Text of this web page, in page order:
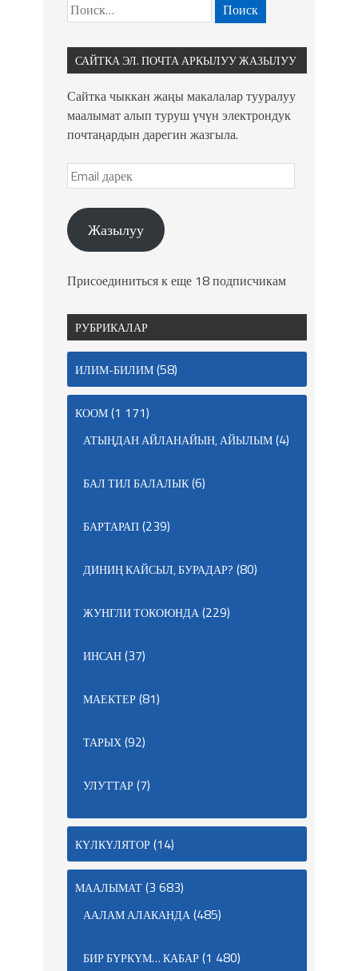
САЙТКА ЭЛ. ПОЧТА АРКЫЛУУ ЖАЗЫЛУУ
Сайтка чыккан жаңы макалалар тууралуу
маалымат алып туруш үчүн электрондук
почтаңардын дарегин жазгыла.
Жазылуу
Присоединиться к еще 18 подписчикам
РУБРИКАЛАР
ИЛИМ-БИЛИМ(58)
КООМ(1 171)
АТЫҢДАН АЙЛАНАЙЫН, АЙЫЛЫМ(4)
БАЛ ТИЛ БАЛАЛЫК(6)
БАРТАРАП(239)
ДИНИҢ КАЙСЫЛ, БУРАДАР? (80)
ЖУНГЛИ ТОКОЮНДА(229)
ИНСАН(37)
МАЕКТЕР(81)
ТАРЫХ(92)
УЛУТТАР(7)
КҮЛКҮЛЯТОР(14)
МААЛЫМАТ(3 683)
ААЛАМ АЛАКАНДА(485)
БИР БҮРКҮМ… КАБАР(1 480)